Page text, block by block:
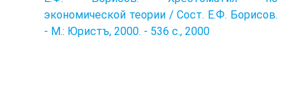
экономической теории / Сост. Е.Ф. Борисов.
- М.: Юристъ, 2000. - 536 с., 2000